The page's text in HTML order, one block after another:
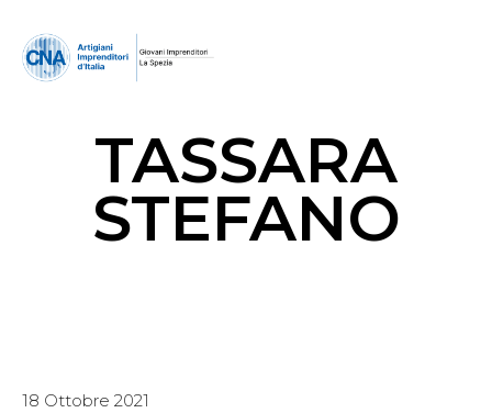
TASSARA
STEFANO
18 Ottobre 2021